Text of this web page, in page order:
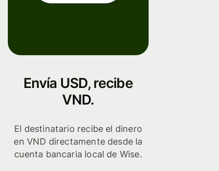
Envía USD, recibe
VND.
El destinatario recibe el dinero
en VND directamente desde la
cuenta bancaria local de Wise.